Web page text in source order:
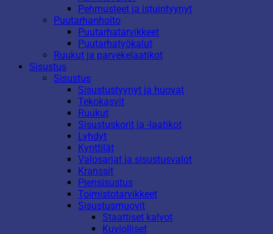
Pehmusteet ja istuintyynyt
Puutarhanhoito
Puutarhatarvikkeet
Puutarhatyökalut
Ruukut ja parvekelaatikot
Sisustus
Sisustus
Sisustustyynyt ja huovat
Tekokasvit
Ruukut
Sisustuskorit ja -laatikot
Lyhdyt
Kynttilät
Valosarjat ja sisustusvalot
Kranssit
Piensisustus
Toimistotarvikkeet
Sisustusmuovit
Staattiset kalvot
Kuviolliset